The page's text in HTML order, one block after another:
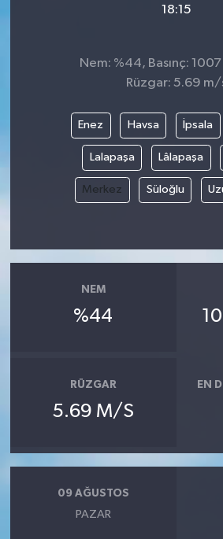
18:15
Nem: %44, Basınç:
Rüzgar: 5.69 m/
Enez Havsa İpsala
Lalapaşa Lâlapaşa
Merkez Süloğlu
NEM
%44
RÜZGAR
5.69 M/S
EN
09 AĞUSTOS
PAZAR